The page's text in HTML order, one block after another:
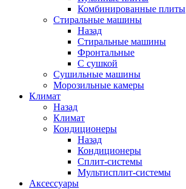
Комбинированные плиты
Стиральные машины
Назад
Стиральные машины
Фронтальные
С сушкой
Сушильные машины
Морозильные камеры
Климат
Назад
Климат
Кондиционеры
Назад
Кондиционеры
Сплит-системы
Мультисплит-системы
Аксессуары